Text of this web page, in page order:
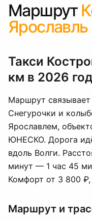
Маршрут
Ярославль
Такси
км в 2026
Маршрут
Снегурочки и
Ярославлем,
ЮНЕСКО. Дорога
вдоль Волги.
минут — 1 час 45
Комфорт от 3 800
Маршрут и